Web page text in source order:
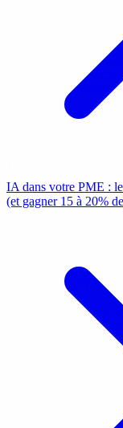
IA dans votre PME :
(et gagner 15 à 20%